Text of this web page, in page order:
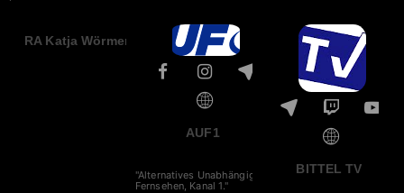
RA Katja Wörmer
AUF1
"Alternatives Unabhängiges
Fernsehen, Kanal 1."
BITTEL TV